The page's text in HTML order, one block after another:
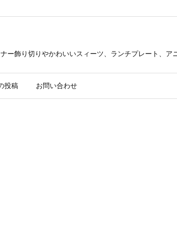
飾り切りやかわいいスィーツ、ランチプレート、ア
投稿 お問い合わせ